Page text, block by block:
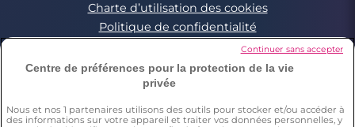
Charte d’utilisation des cookies
Politique de confidentialité
Conditions Générales applicables aux Events
Signaler un contenu illégal
*Estimation du nombre de personnes ayant déjà fait une
Centre de préférences pour la protection de la vie
privée
Nous et nos 1 partenaires utilisons des outils pour stocker et/ou accéder à
des informations sur votre appareil et traiter vos données personnelles, y
Continuer sans accepter